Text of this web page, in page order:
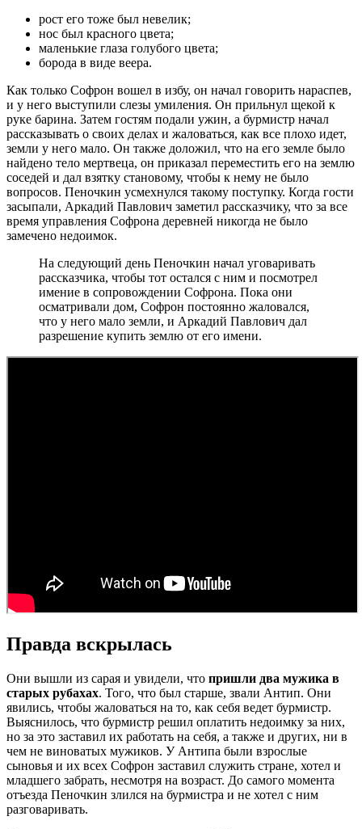
рост его тоже был невелик;
нос был красного цвета;
маленькие глаза голубого цвета;
борода в виде веера.
Как только Софрон вошел в избу, он начал говорить нараспев,
и у него выступили слезы умиления. Он прильнул щекой к
руке барина. Затем гостям подали ужин, а бурмистр начал
рассказывать о своих делах и жаловаться, как все плохо идет,
земли у него мало. Он также доложил, что на его земле было
найдено тело мертвеца, он приказал переместить его на землю
соседей и дал взятку становому, чтобы к нему не было
вопросов. Пеночкин усмехнулся такому поступку. Когда гости
засыпали, Аркадий Павлович заметил рассказчику, что за все
время управления Софрона деревней никогда не было
замечено недоимок.
На следующий день Пеночкин начал уговаривать
рассказчика, чтобы тот остался с ним и посмотрел
имение в сопровождении Софрона. Пока они
осматривали дом, Софрон постоянно жаловался,
что у него мало земли, и Аркадий Павлович дал
разрешение купить землю от его имени.
Правда вскрылась
Они вышли из сарая и увидели, что пришли два мужика в
старых рубахах. Того, что был старше, звали Антип. Они
явились, чтобы жаловаться на то, как себя ведет бурмистр.
Выяснилось, что бурмистр решил оплатить недоимку за них,
но за это заставил их работать на себя, а также и других, ни в
чем не виноватых мужиков. У Антипа были взрослые
сыновья и их всех Софрон заставил служить стране, хотел и
младшего забрать, несмотря на возраст. До самого момента
отъезда Пеночкин злился на бурмистра и не хотел с ним
разговаривать.